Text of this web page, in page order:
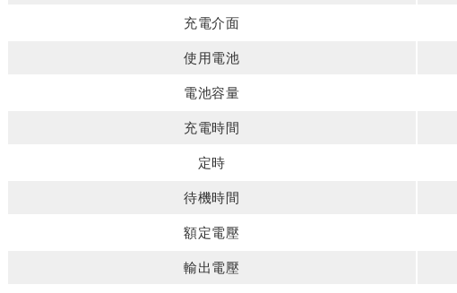
充電介面
使用電池
電池容量
充電時間
定時
待機時間
額定電壓
輸出電壓